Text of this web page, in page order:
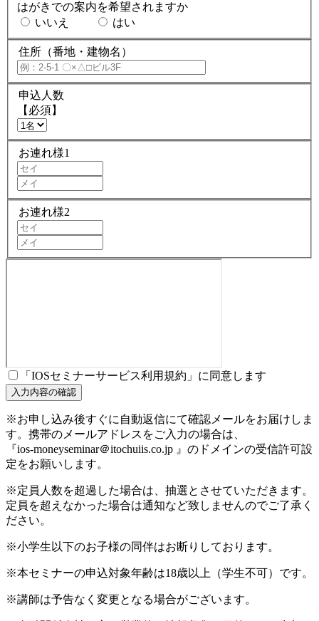
はがきでの案内を希望されますか
いいえ
はい
住所（番地・建物名）
申込人数
【必須】
お連れ様1
お連れ様2
「IOSセミナーサービス利用規約」に同意します
※お申し込み後すぐに自動返信にて確認メールをお届けしま
す。携帯のメールアドレスをご入力の場合は、
『ios-moneyseminar＠itochuiis.co.jp 』のドメインの受信許可設
定をお願いします。
※定員人数を超過した場合は、抽選とさせていただきます。
定員を超えなかった場合は通知など致しませんのでご了承く
ださい。
※小学生以下のお子様の同伴はお断りしております。
※本セミナーの申込対象年齢は18歳以上（学生不可）です。
※講師は予告なく変更となる場合がございます。